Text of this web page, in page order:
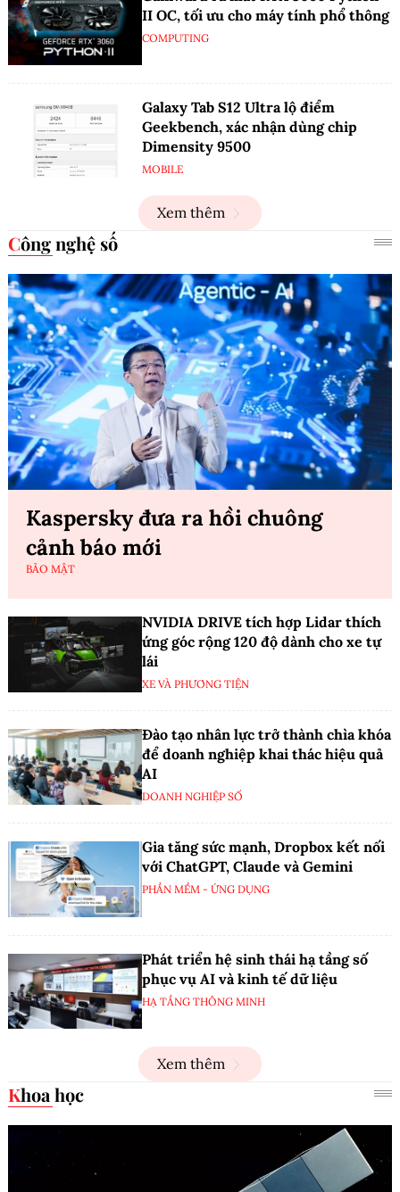
II OC, tối ưu cho máy tính phổ thông
COMPUTING
Galaxy Tab S12 Ultra lộ điểm
Geekbench, xác nhận dùng chip
Dimensity 9500
MOBILE
Xem thêm
Công nghệ số
Kaspersky đưa ra hồi chuông
cảnh báo mới
BẢO MẬT
NVIDIA DRIVE tích hợp Lidar thích
ứng góc rộng 120 độ dành cho xe tự
lái
XE VÀ PHƯƠNG TIỆN
Đào tạo nhân lực trở thành chìa khóa
để doanh nghiệp khai thác hiệu quả
AI
DOANH NGHIỆP SỐ
Gia tăng sức mạnh, Dropbox kết nối
với ChatGPT, Claude và Gemini
PHẦN MỀM - ỨNG DỤNG
Phát triển hệ sinh thái hạ tầng số
phục vụ AI và kinh tế dữ liệu
HẠ TẦNG THÔNG MINH
Xem thêm
Khoa học